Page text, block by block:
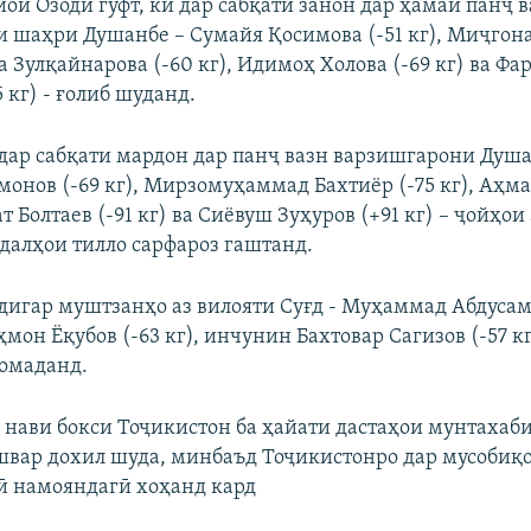
Озодӣ гуфт, ки дар сабқати занон дар ҳамаи панҷ
шаҳри Душанбе – Сумайя Қосимова (-51 кг),
Зулқайнарова (-60 кг), Идимоҳ Холова (-69 кг) ва
кг) - ғолиб шуданд.
сабқати мардон дар панҷ вазн варзишгарони
(-69 кг), Мирзомуҳаммад Бахтиёр (-75 кг),
Болтаев (-91 кг) ва Сиёвуш Зуҳуров (+91 кг) – ҷойҳои
тилло сарфароз гаштанд.
муштзанҳо аз вилояти Суғд - Муҳаммад
Ёқубов (-63 кг), инчунин Бахтовар Сагизов (-57
бокси Тоҷикистон ба ҳайати дастаҳои
дохил шуда, минбаъд Тоҷикистонро дар
намояндагӣ хоҳанд кард